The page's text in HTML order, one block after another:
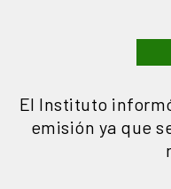
El Instituto
emisión ya que